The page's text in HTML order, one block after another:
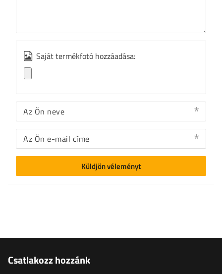
Saját termékfotó hozzáadása:
Az Ön neve
Az Ön e-mail címe
Küldjön véleményt
Csatlakozz hozzánk